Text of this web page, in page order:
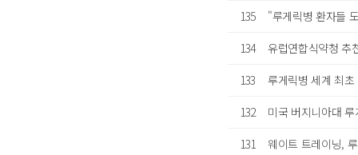
135
"루게릭병 환자들
134
유럽연합식약청 추
133
루게릭병 세계 최초
132
미국 버지니아대
131
웨이트 트레이닝,